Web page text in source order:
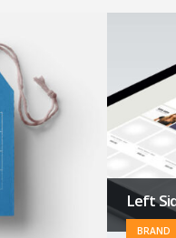
Left
BRAND